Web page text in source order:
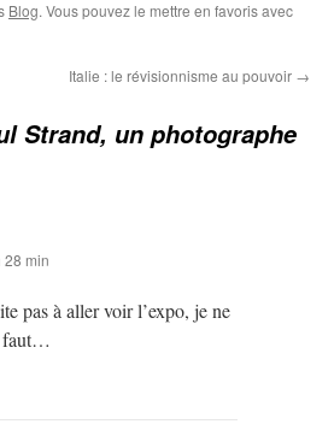
Blog. Vous pouvez le mettre en favoris avec
Italie : le révisionnisme au pouvoir →
Strand, un photographe
28 min
pas à aller voir l’expo, je ne
faut…